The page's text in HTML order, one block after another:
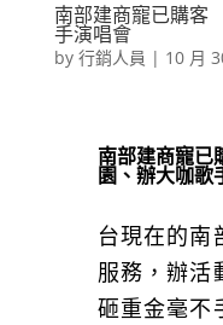
南部建商寵已購客
手演唱會
by 行銷人員 | 10 月
南部建商寵
園、辦大咖歌
台現在的南
服務，辦活
砸重金毫不